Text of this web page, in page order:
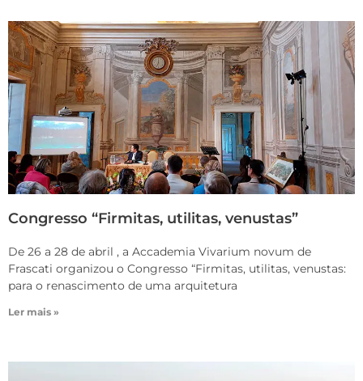
Congresso “Firmitas, utilitas, venustas”
De 26 a 28 de abril , a Accademia Vivarium novum de
Frascati organizou o Congresso “Firmitas, utilitas, venustas:
para o renascimento de uma arquitetura
Ler mais »